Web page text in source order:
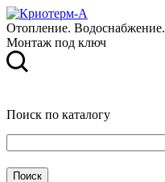
Отопление. Водоснабжение.
Монтаж под ключ
Поиск по каталогу